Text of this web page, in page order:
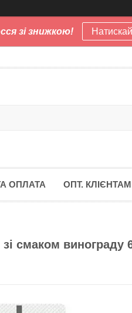
зі знижкою!
ОПЛАТА ОПТ. КЛІЄНТАМ
смаком винограду